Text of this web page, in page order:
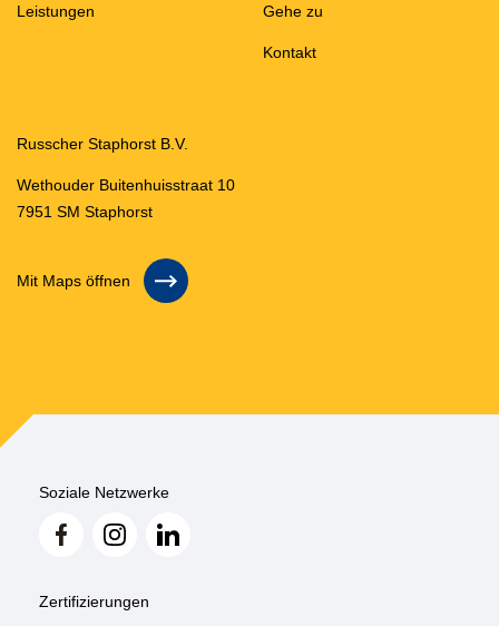
Leistungen Gehe zu
Kontakt
Russcher Staphorst B.V.
Wethouder Buitenhuisstraat 10
7951 SM Staphorst
Mit Maps öffnen
Soziale Netzwerke
Zertifizierungen